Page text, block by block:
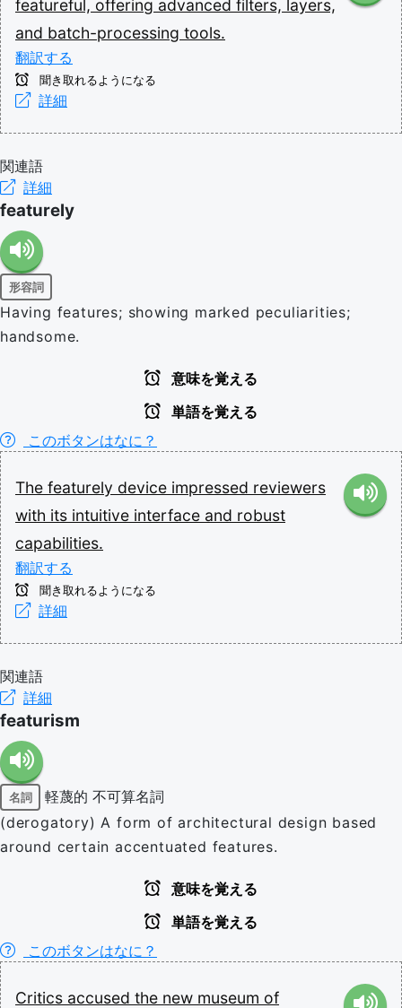
featureful, offering advanced filters, layers,
and batch-processing tools.
翻訳する
聞き取れるようになる
詳細
関連語
詳細
featurely
形容詞
Having features; showing marked peculiarities;
handsome.
意味を覚える
単語を覚える
このボタンはなに？
The featurely device impressed reviewers
with its intuitive interface and robust
capabilities.
翻訳する
聞き取れるようになる
詳細
関連語
詳細
featurism
名詞 軽蔑的 不可算名詞
(derogatory) A form of architectural design based
around certain accentuated features.
意味を覚える
単語を覚える
このボタンはなに？
Critics accused the new museum of